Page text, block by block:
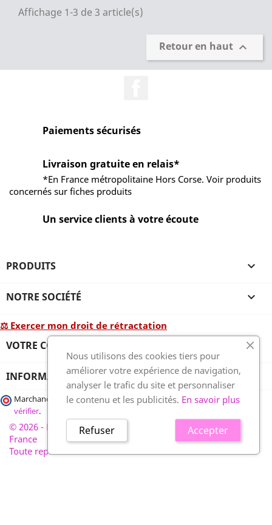
Affichage 1-3 de 3 article(s)
Retour en haut 
Paiements sécurisés
Livraison gratuite en relais*
*En France métropolitaine Hors Corse. Voir produits
concernés sur fiches produits
Un service clients à votre écoute
PRODUITS 
NOTRE SOCIÉTÉ 
⚖ Exercer mon droit de rétractation
VOTRE COMPTE 
INFORMATIONS
Marchand approuvé par la Société des Avis Garantis,cliquez ici pour
vérifier.
© 2026 - France-plaques-funéraires.fr, développé par Wess
France
Toute reproduction interdite
Nous utilisons des cookies tiers pour
améliorer votre expérience de navigation,
analyser le trafic du site et personnaliser
le contenu et les publicités. En savoir plus
Accepter
Refuser